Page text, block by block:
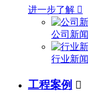
进一步了解 
公司新闻
行业新闻
工程案例 